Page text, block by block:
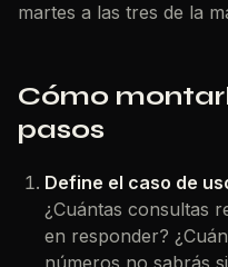
martes a las tres de la
Cómo
pasos
Define el caso de
¿Cuántas consultas
en responder?